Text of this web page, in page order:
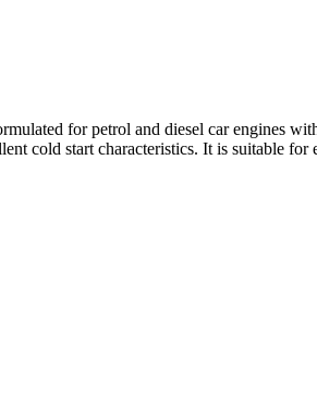
for petrol and diesel car engines
cold start characteristics. It is suitable for